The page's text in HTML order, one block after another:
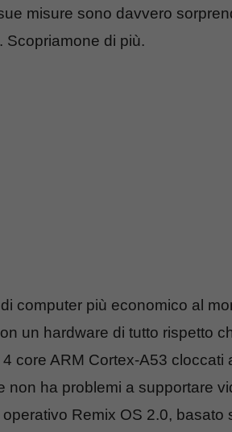
misure sono davvero
Scopriamone di più.
computer più economico al
un hardware di tutto rispetto
core ARM Cortex-A53
non ha problemi a supportare
Remix OS 2.0,